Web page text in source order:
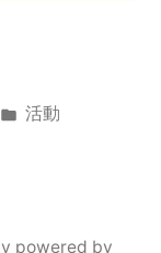
Posted
活動
powered by